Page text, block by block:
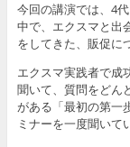
今回の講演では、4
中で、エクスマと出
をしてきた、販促に
エクスマ実践者で成
聞いて、質問をどん
がある「最初の第一
ミナーを一度聞いて